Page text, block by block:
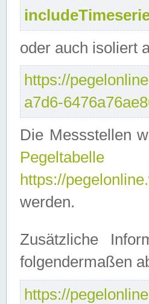
oder auch isoliert
https://
a7d6-
Die Messstellen
Pegeltabelle
https://
werden.
Zusätzliche
folgendermaßen
https://